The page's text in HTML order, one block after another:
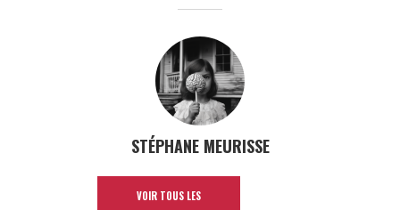
STÉPHANE MEURISSE
VOIR TOUS LES